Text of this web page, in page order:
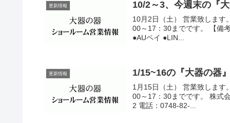
更新情報 10/2～3、今週末の『
10月2日（土） 営業致します
00～17：30までです。 【備
●AUペイ ●LIN...
更新情報 1/15~16の『大器の器
1月15日（土） 営業致します
00～17：30までです。 株式
2 電話：0748-82-...